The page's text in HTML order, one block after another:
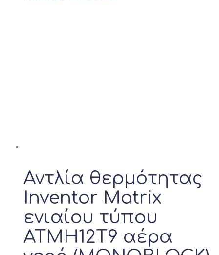
Αντλία θερμότητας
Inventor Matrix
ενιαίου τύπου
ATMH12T9 αέρα